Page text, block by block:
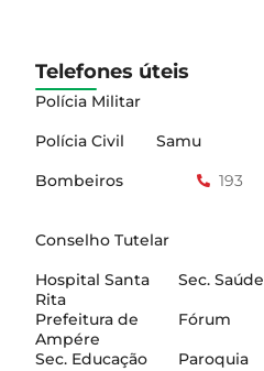
Telefones úteis
Polícia Militar
Polícia Civil
Samu
Bombeiros
193
Conselho Tutelar
Hospital Santa
Rita
Sec. Saúde
Prefeitura de
Ampére
Fórum
Sec. Educação
Paroquia